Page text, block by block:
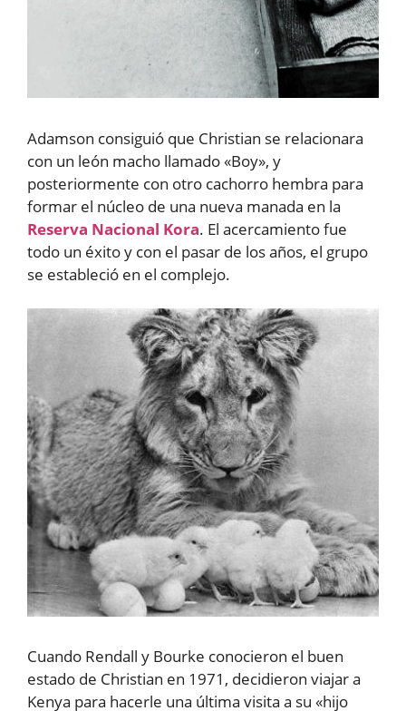
Adamson consiguió que Christian se relacionara
con un león macho llamado «Boy», y
posteriormente con otro cachorro hembra para
formar el núcleo de una nueva manada en la
Reserva Nacional Kora. El acercamiento fue
todo un éxito y con el pasar de los años, el grupo
se estableció en el complejo.
Cuando Rendall y Bourke conocieron el buen
estado de Christian en 1971, decidieron viajar a
Kenya para hacerle una última visita a su «hijo